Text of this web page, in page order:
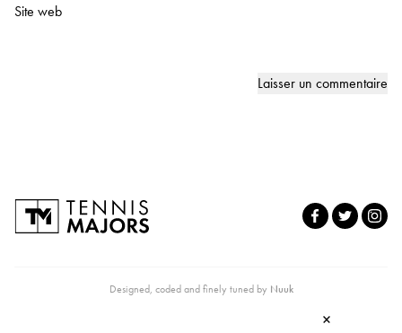
Site web
Designed, coded and finely tuned by Nuuk
×